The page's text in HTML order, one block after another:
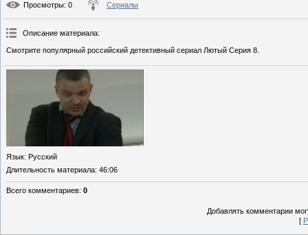
Просмотры: 0 Сериалы
Описание материала:
Смотрите популярный российский детективный сериал Лютый Серия 8.
Язык: Русский
Длительность материала: 46:06
Всего комментариев: 0
Добавлять комментарии
[